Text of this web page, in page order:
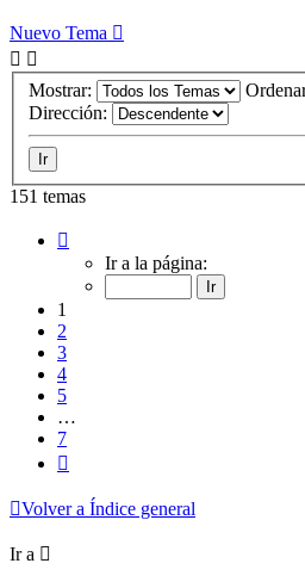
Nuevo Tema
Mostrar:
Dirección:
151 temas
Ir a la página:
1
2
3
4
5
…
7
Volver a Índice general
Ir a